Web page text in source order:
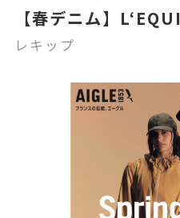
【春デニム】
レキップ